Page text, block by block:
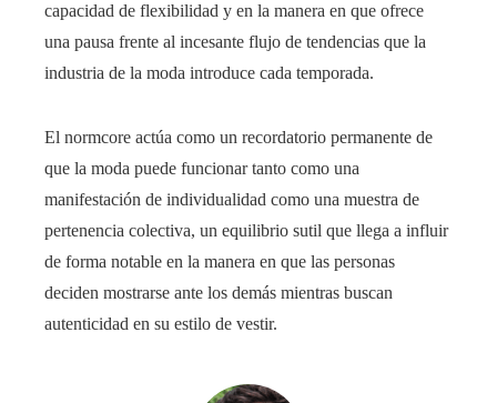
capacidad de flexibilidad y en la manera en que ofrece
una pausa frente al incesante flujo de tendencias que la
industria de la moda introduce cada temporada.
El normcore actúa como un recordatorio permanente de
que la moda puede funcionar tanto como una
manifestación de individualidad como una muestra de
pertenencia colectiva, un equilibrio sutil que llega a influir
de forma notable en la manera en que las personas
deciden mostrarse ante los demás mientras buscan
autenticidad en su estilo de vestir.